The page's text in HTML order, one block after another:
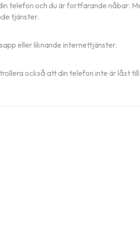
telefon och du är fortfarande nåbar.
tjänster.
eller liknande internettjänster.
också att din telefon inte är låst